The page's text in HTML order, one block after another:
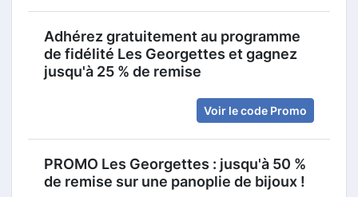
Adhérez gratuitement au programme
de fidélité Les Georgettes et gagnez
jusqu'à 25 % de remise
Voir le code Promo
PROMO Les Georgettes : jusqu'à 50 %
de remise sur une panoplie de bijoux !